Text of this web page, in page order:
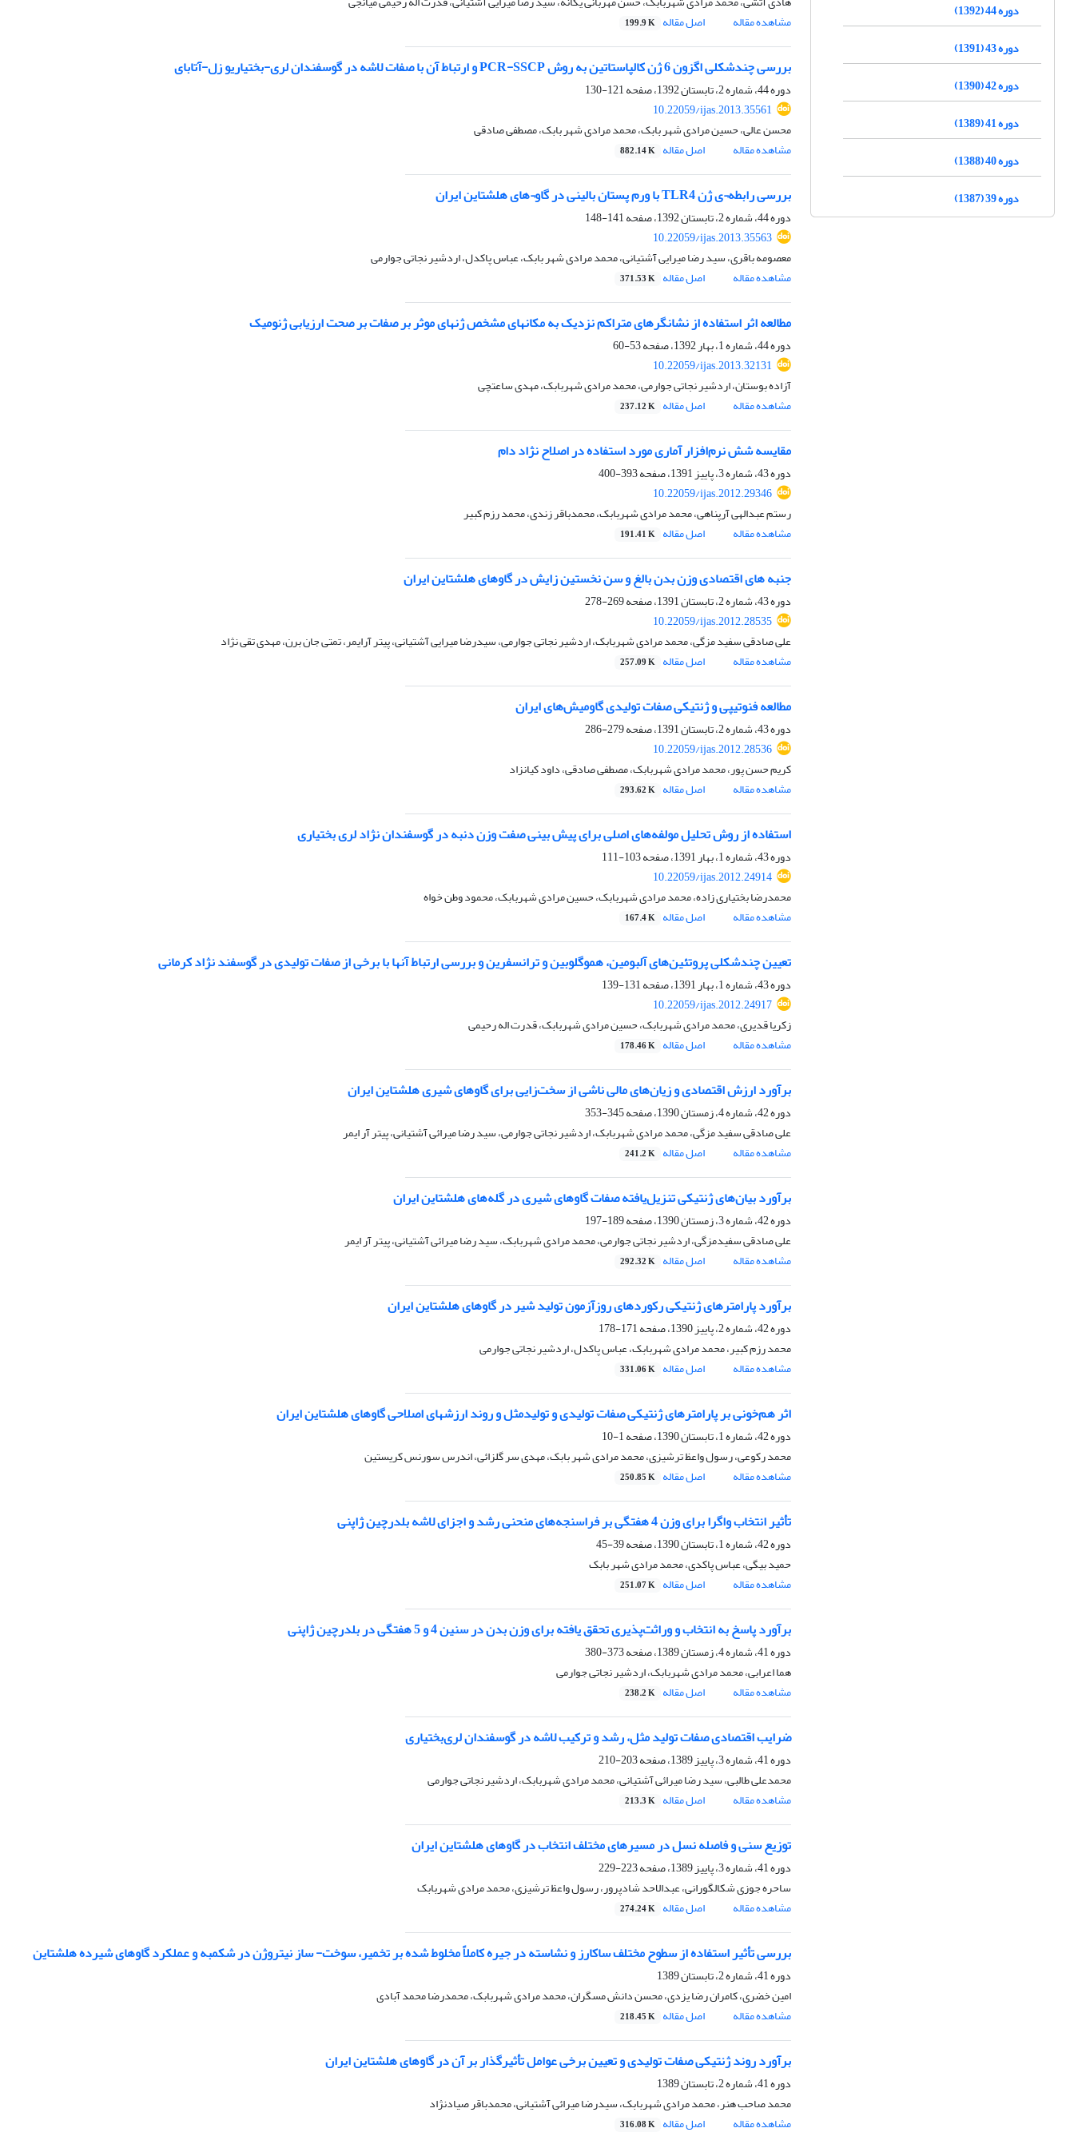
مشاهده مقاله
اصل مقاله 199.9 K
بررسی چندشکلی اگزون 6 ژن کالپاستاتین به روش PCR-SSCP و ارتباط آن با صفات لاشه در گوسفندان لری-بختیاریو زل-آتابای
دوره 44، شماره 2، تابستان 1392، صفحه
121-130
10.22059/ijas.2013.35561
محسن عالی، حسین مرادی شهر بابک، محمد مرادی شهر بابک، مصطفی صادقی
مشاهده مقاله
اصل مقاله 882.14 K
بررسی رابطه¬ی ژن TLR4 با ورم پستان بالینی در گاو¬های هلشتاین ایران
دوره 44، شماره 2، تابستان 1392، صفحه
141-148
10.22059/ijas.2013.35563
معصومه باقری، سید رضا میرایی آشتیانی، محمد مرادی شهر بابک، عباس پاکدل، اردشیر نجاتی جوارمی
مشاهده مقاله
اصل مقاله 371.53 K
مطالعه اثر استفاده از نشانگرهای متراکم نزدیک به مکانهای مشخص ژنهای موثر بر صفات بر صحت ارزیابی ژنومیک
دوره 44، شماره 1، بهار 1392، صفحه
53-60
10.22059/ijas.2013.32131
آزاده بوستان، اردشیر نجاتی جوارمی، محمد مرادی شهربابک، مهدی ساعتچی
مشاهده مقاله
اصل مقاله 237.12 K
مقایسه شش نر‌م‌افزار آماری مورد استفاده در اصلاح نژاد دام
دوره 43، شماره 3، پاییز 1391، صفحه
393-400
10.22059/ijas.2012.29346
رستم عبدالهی آرپناهی، محمد مرادی شهربابک، محمدباقر زندی، محمد رزم کبیر
مشاهده مقاله
اصل مقاله 191.41 K
جنبه های اقتصادی وزن بدن بالغ و سن نخستین زایش در گاوهای هلشتاین ایران
دوره 43، شماره 2، تابستان 1391، صفحه
269-278
10.22059/ijas.2012.28535
علی صادقی سفید مزگی، محمد مرادی شهربابک، اردشیر نجاتی جوارمی، سیدرضا میرایی آشتیانی، پیتر آرایمر، تمتی جان برن، مهدی تقی نژاد
مشاهده مقاله
اصل مقاله 257.09 K
مطالعه فنوتیپی و ژنتیکی صفات تولیدی گاومیش‌های ایران
دوره 43، شماره 2، تابستان 1391، صفحه
279-286
10.22059/ijas.2012.28536
کریم حسن پور، محمد مرادی شهربابک، مصطفی صادقی، داود کیانزاد
مشاهده مقاله
اصل مقاله 293.62 K
استفاده از روش تحلیل مولفه‌های اصلی برای پیش بینی صفت وزن دنبه در گوسفندان نژاد لری بختیاری
دوره 43، شماره 1، بهار 1391، صفحه
103-111
10.22059/ijas.2012.24914
محمدرضا بختیاری زاده، محمد مرادی شهربابک، حسین مرادی شهربابک، محمود وطن خواه
مشاهده مقاله
اصل مقاله 167.4 K
تعیین چندشکلی پروتئین‌های آلبومین، هموگلوبین و ترانسفرین و بررسی ارتباط آنها با برخی از صفات تولیدی در گوسفند نژاد کرمانی
دوره 43، شماره 1، بهار 1391، صفحه
131-139
10.22059/ijas.2012.24917
زکریا قدیری، محمد مرادی شهربابک، حسین مرادی شهربابک، قدرت اله رحیمی
مشاهده مقاله
اصل مقاله 178.46 K
برآورد ارزش اقتصادی و زیان‌های مالی ناشی از سخت‌زایی برای گاوهای شیری هلشتاین ایران
دوره 42، شماره 4، زمستان 1390، صفحه
345-353
علی صادقی سفید مزگی، محمد مرادی شهربابک، اردشیر نجاتی جوارمی، سید رضا میرائی آشتیانی، پیتر آر ایمر
مشاهده مقاله
اصل مقاله 241.2 K
برآورد بیان‌های ژنتیکی تنزیل‌یافته صفات گاوهای شیری در گله‌های هلشتاین ایران
دوره 42، شماره 3، زمستان 1390، صفحه
189-197
علی صادقی سفیدمزگی، اردشیر نجاتی جوارمی، محمد مرادی شهربابک، سید رضا میرائی آشتیانی، پیتر آر ایمر
مشاهده مقاله
اصل مقاله 292.32 K
برآورد پارامترهای ژنتیکی رکوردهای روزآزمون تولید شیر در گاوهای هلشتاین ایران
دوره 42، شماره 2، پاییز 1390، صفحه
171-178
محمد رزم کبیر، محمد مرادی شهربابک، عباس پاکدل، اردشیر نجاتی جوارمی
مشاهده مقاله
اصل مقاله 331.06 K
اثر هم‌خونی بر پارامترهای ژنتیکی صفات تولیدی و تولیدمثل و روند ارزشهای اصلاحی گاوهای هلشتاین ایران
دوره 42، شماره 1، تابستان 1390، صفحه
1-10
محمد رکوعی، رسول واعظ ترشیزی، محمد مرادی شهر بابک، مهدی سر گلزائی، اندرس سورنس کریستین
مشاهده مقاله
اصل مقاله 250.85 K
تأثیر انتخاب واگرا برای وزن 4 هفتگی بر فراسنجه‌های منحنی رشد و اجزای لاشه بلدرچین ژاپنی
دوره 42، شماره 1، تابستان 1390، صفحه
39-45
حمید بیگی، عباس پاکدی، محمد مرادی شهر بابک
مشاهده مقاله
اصل مقاله 251.07 K
برآورد پاسخ به انتخاب و وراثت‌پذیری تحقق یافته برای وزن بدن در سنین 4 و 5 هفتگی در بلدرچین ژاپنی
دوره 41، شماره 4، زمستان 1389، صفحه
373-380
هما اعرابی، محمد مرادی شهربابک، اردشیر نجاتی جوارمی
مشاهده مقاله
اصل مقاله 238.2 K
ضرایب اقتصادی صفات تولید مثل، رشد و ترکیب لاشه در گوسفندان لری‌بختیاری
دوره 41، شماره 3، پاییز 1389، صفحه
203-210
محمدعلی طالبی، سید رضا میرائی آشتیانی، محمد مرادی شهربابک، اردشیر نجاتی جوارمی
مشاهده مقاله
اصل مقاله 213.3 K
توزیع سنی و فاصله نسل در مسیرهای مختلف انتخاب در گاوهای هلشتاین ایران
دوره 41، شماره 3، پاییز 1389، صفحه
223-229
ساحره جوزی شکالگورانی، عبدالاحد شادپرور، رسول واعظ ترشیزی، محمد مرادی شهربابک
مشاهده مقاله
اصل مقاله 274.24 K
بررسی تأثیر استفاده از سطوح مختلف ساکارز و نشاسته در جیره کاملاً مخلوط شده بر تخمیر، سوخت- ساز نیتروژن در شکمبه و عملکرد گاوهای شیرده هلشتاین
دوره 41، شماره 2، تابستان 1389
امین خضری، کامران رضا یزدی، محسن دانش مسگران، محمد مرادی شهربابک، محمدرضا محمد آبادی
مشاهده مقاله
اصل مقاله 218.45 K
برآورد روند ژنتیکی صفات تولیدی و تعیین برخی عوامل تأثیرگذار بر آن در گاوهای هلشتاین ایران
دوره 41، شماره 2، تابستان 1389
محمد صاحب هنر، محمد مرادی شهربابک، سیدرضا میرائی آشتیانی، محمدباقر صیادنژاد
مشاهده مقاله
اصل مقاله 316.08 K
دوره 44 (1392)
دوره 43 (1391)
دوره 42 (1390)
دوره 41 (1389)
دوره 40 (1388)
دوره 39 (1387)